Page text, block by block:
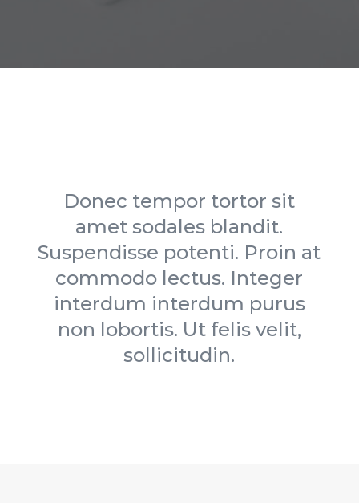
Donec tempor tortor sit
amet sodales blandit.
Suspendisse potenti. Proin at
commodo lectus. Integer
interdum interdum purus
non lobortis. Ut felis velit,
sollicitudin.